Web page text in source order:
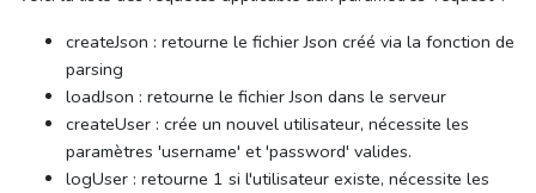
createJson : retourne le fichier Json créé via la fonction de
parsing
loadJson : retourne le fichier Json dans le serveur
createUser : crée un nouvel utilisateur, nécessite les
paramètres 'username' et 'password' valides.
logUser : retourne 1 si l'utilisateur existe, nécessite les